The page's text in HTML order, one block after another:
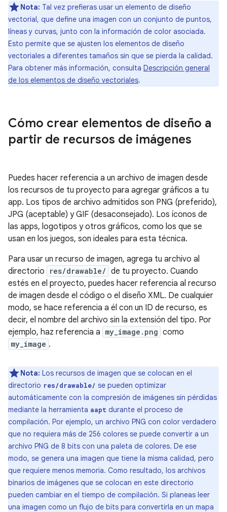
Nota: Tal vez prefieras usar un elemento de diseño
vectorial, que define una imagen con un conjunto de puntos,
líneas y curvas, junto con la información de color asociada.
Esto permite que se ajusten los elementos de diseño
vectoriales a diferentes tamaños sin que se pierda la calidad.
Para obtener más información, consulta Descripción general
de los elementos de diseño vectoriales.
Cómo crear elementos de diseño a
partir de recursos de imágenes
Puedes hacer referencia a un archivo de imagen desde
los recursos de tu proyecto para agregar gráficos a tu
app. Los tipos de archivo admitidos son PNG (preferido),
JPG (aceptable) y GIF (desaconsejado). Los íconos de
las apps, logotipos y otros gráficos, como los que se
usan en los juegos, son ideales para esta técnica.
Para usar un recurso de imagen, agrega tu archivo al
directorio
res/drawable/ de tu proyecto. Cuando
estés en el proyecto, puedes hacer referencia al recurso
de imagen desde el código o el diseño XML. De cualquier
modo, se hace referencia a él con un ID de recurso, es
decir, el nombre del archivo sin la extensión del tipo. Por
ejemplo, haz referencia a my_image.png como
my_image .
Nota: Los recursos de imagen que se colocan en el
directorio res/drawable/ se pueden optimizar
automáticamente con la compresión de imágenes sin pérdidas
mediante la herramienta aapt durante el proceso de
compilación. Por ejemplo, un archivo PNG con color verdadero
que no requiera más de 256 colores se puede convertir a un
archivo PNG de 8 bits con una paleta de colores. De ese
modo, se genera una imagen que tiene la misma calidad, pero
que requiere menos memoria. Como resultado, los archivos
binarios de imágenes que se colocan en este directorio
pueden cambiar en el tiempo de compilación. Si planeas leer
una imagen como un flujo de bits para convertirla en un mapa